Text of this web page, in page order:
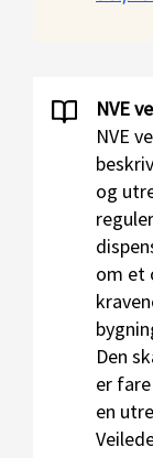
NVE
NVE
og
om et
Den
er
en